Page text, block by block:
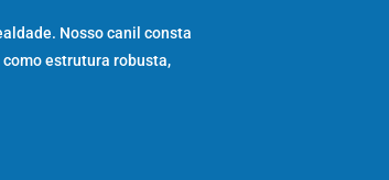
Nosso canil consta
estrutura robusta,